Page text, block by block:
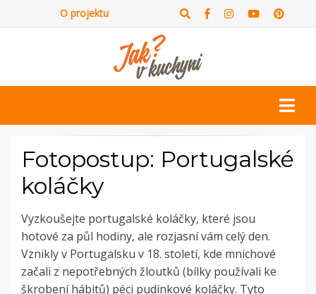
O projektu
Fotopostup: Portugalské
koláčky
Vyzkoušejte portugalské koláčky, které jsou
hotové za půl hodiny, ale rozjasní vám celý den.
Vznikly v Portugalsku v 18. století, kde mnichové
začali z nepotřebných žloutků (bílky používali ke
škrobení hábitů) péci pudinkové koláčky. Tyto